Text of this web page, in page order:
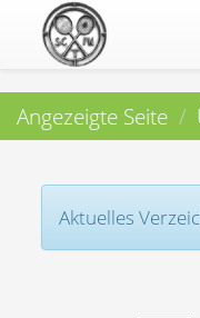
Angezeigte Seite
Aktuelles